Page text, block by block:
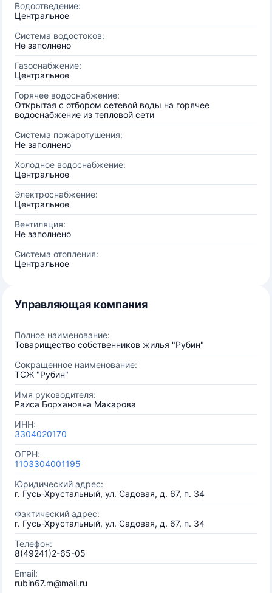
Водоотведение:
Центральное
Система водостоков:
Не заполнено
Газоснабжение:
Центральное
Горячее водоснабжение:
Открытая с отбором сетевой воды на горячее
водоснабжение из тепловой сети
Система пожаротушения:
Не заполнено
Холодное водоснабжение:
Центральное
Электроснабжение:
Центральное
Вентиляция:
Не заполнено
Система отопления:
Центральное
Управляющая компания
Полное наименование:
Товарищество собственников жилья "Рубин"
Сокращенное наименование:
ТСЖ "Рубин"
Имя руководителя:
Раиса Борхановна Макарова
ИНН:
3304020170
ОГРН:
1103304001195
Юридический адрес:
г. Гусь-Хрустальный, ул. Садовая, д. 67, п. 34
Фактический адрес:
г. Гусь-Хрустальный, ул. Садовая, д. 67, п. 34
Телефон:
8(49241)2-65-05
Email:
rubin67.m@mail.ru